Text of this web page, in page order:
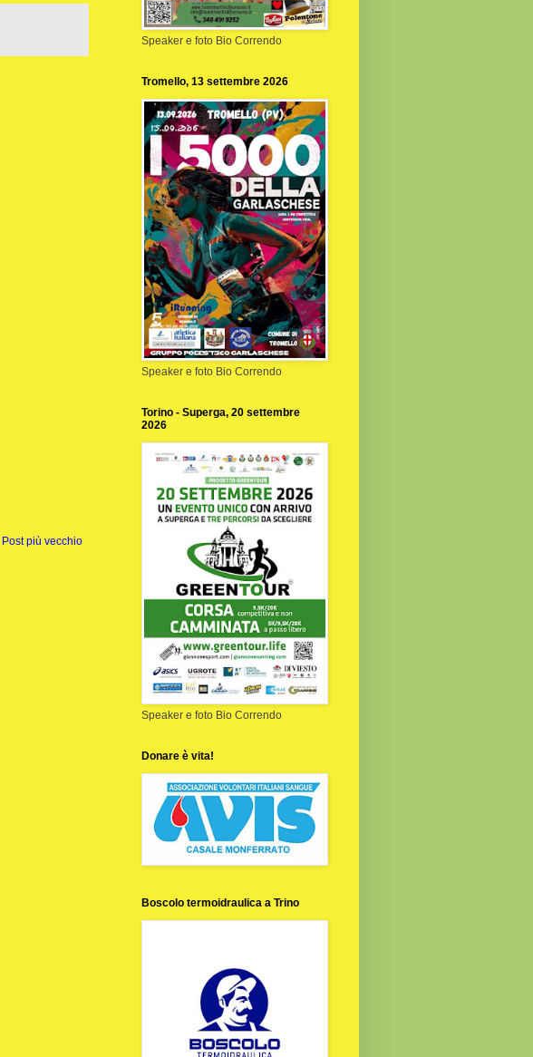
Post più vecchio
Speaker e foto Bio Correndo
Tromello, 13 settembre 2026
Speaker e foto Bio Correndo
Torino - Superga, 20 settembre
2026
Speaker e foto Bio Correndo
Donare è vita!
Boscolo termoidraulica a Trino